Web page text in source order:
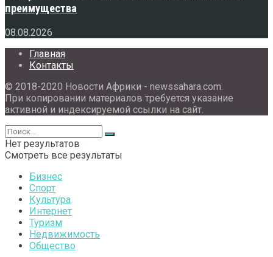
преимущества
08.08.2026
Главная
Контакты
© 2018-2020 Новости Африки - newssahara.com.
При копировании материалов требуется указание
активной и индексируемой ссылки на сайт.
Нет результатов
Смотреть все результаты
Бизнес
Спорт
Культура
Интернет
Туризм
Недвижимость
Общество